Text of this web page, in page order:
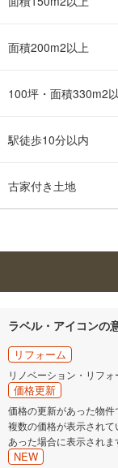
面積200m2以上
100坪・面積330m2
駅徒歩10分以内
古家付き土地
ラベル・アイコンの
リフォーム
リノベーション・リフ
価格更新
価格の更新があった物件
複数の価格が表示され
あった場合に表示されま
NEW